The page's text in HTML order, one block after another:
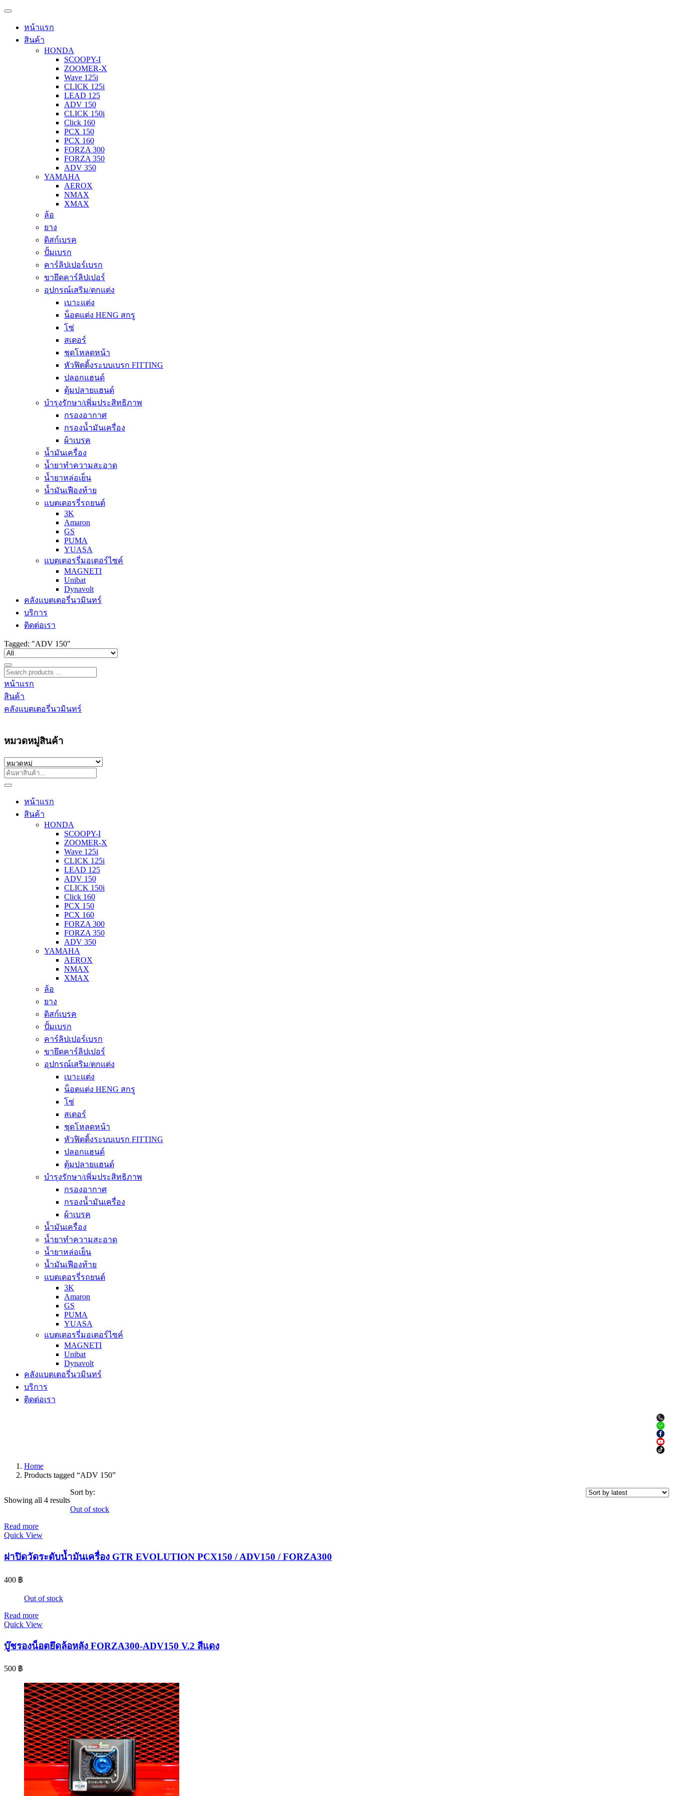
หน้าแรก
สินค้า
HONDA
SCOOPY-I
ZOOMER-X
Wave 125i
CLICK 125i
LEAD 125
ADV 150
CLICK 150i
Click 160
PCX 150
PCX 160
FORZA 300
FORZA 350
ADV 350
YAMAHA
AEROX
NMAX
XMAX
ล้อ
ยาง
ดิสก์เบรค
ปั้มเบรก
คาร์ลิปเปอร์เบรก
ขายึดคาร์ลิปเปอร์
อุปกรณ์เสริม/ตกแต่ง
เบาะแต่ง
น็อตแต่ง HENG สกรู
โซ่
สเตอร์
ชุดโหลดหน้า
หัวฟิตติ้งระบบเบรก FITTING
ปลอกแฮนด์
ตุ้มปลายแฮนด์
บำรุงรักษา/เพิ่มประสิทธิภาพ
กรองอากาศ
กรองน้ำมันเครื่อง
ผ้าเบรค
น้ำมันเครื่อง
น้ำยาทำความสะอาด
น้ำยาหล่อเย็น
น้ำมันเฟืองท้าย
แบตเตอรรี่รถยนต์
3K
Amaron
GS
PUMA
YUASA
แบตเตอรรี่มอเตอร์ไซค์
MAGNETI
Unibat
Dynavolt
คลังแบตเตอรี่นวมินทร์
บริการ
ติดต่อเรา
Tagged: "ADV 150"
หน้าแรก
สินค้า
คลังแบตเตอรี่นวมินทร์
หมวดหมู่สินค้า
หน้าแรก
สินค้า
HONDA
SCOOPY-I
ZOOMER-X
Wave 125i
CLICK 125i
LEAD 125
ADV 150
CLICK 150i
Click 160
PCX 150
PCX 160
FORZA 300
FORZA 350
ADV 350
YAMAHA
AEROX
NMAX
XMAX
ล้อ
ยาง
ดิสก์เบรค
ปั้มเบรก
คาร์ลิปเปอร์เบรก
ขายึดคาร์ลิปเปอร์
อุปกรณ์เสริม/ตกแต่ง
เบาะแต่ง
น็อตแต่ง HENG สกรู
โซ่
สเตอร์
ชุดโหลดหน้า
หัวฟิตติ้งระบบเบรก FITTING
ปลอกแฮนด์
ตุ้มปลายแฮนด์
บำรุงรักษา/เพิ่มประสิทธิภาพ
กรองอากาศ
กรองน้ำมันเครื่อง
ผ้าเบรค
น้ำมันเครื่อง
น้ำยาทำความสะอาด
น้ำยาหล่อเย็น
น้ำมันเฟืองท้าย
แบตเตอรรี่รถยนต์
3K
Amaron
GS
PUMA
YUASA
แบตเตอรรี่มอเตอร์ไซค์
MAGNETI
Unibat
Dynavolt
คลังแบตเตอรี่นวมินทร์
บริการ
ติดต่อเรา
Home
Products tagged “ADV 150”
Showing all 4 results
Sort by:
Out of stock
Read more
Quick View
ฝาปิดวัดระดับน้ำมันเครื่อง GTR EVOLUTION PCX150 / ADV150 / FORZA300
400 ฿
Out of stock
Read more
Quick View
บู๊ชรองน็อตยึดล้อหลัง FORZA300-ADV150 V.2 สีแดง
500 ฿